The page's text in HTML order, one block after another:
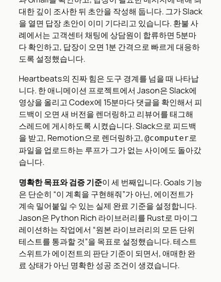
대한 깊이 조사한 뒤 초안을 작성해 둡니다. 그가 Slack
을 열면 답장 초안이 이미 기다리고 있습니다. 환불 사
례에서는 고객센터 채팅에 상담원이 합류하면 5분마
다 확인하고, 답장이 오면 1분 간격으로 빠르게 대응하
도록 설정했습니다.
Heartbeats의 진짜 힘은 도구 경계를 넘을 때 나타납
니다. 한 애니메이션 프로젝트에서 Jason은 Slack에
영상을 올리고 Codex에 15분마다 댓글을 확인해서 피
드백이 오면 새 버전을 렌더링하고 리뷰어를 태그해
스레드에 게시하도록 시켰습니다. Slack으로 피드백
을 받고, Remotion으로 렌더링하고, @computer로
파일을 업로드하는 루프가 그가 없는 사이에도 돌아갔
습니다.
명확한 목표와 검증 기준이 세 번째입니다. Goals 기능
은 단순히 “이 계획을 구현해줘”가 아닌, 에이전트가
계속 밀어붙일 수 있는 실제 완료 기준을 설정합니다.
Jason은 Python Rich 라이브러리를 Rust로 마이그
레이션하는 작업에서 “원본 라이브러리의 모든 단위
테스트를 통과할 것”을 목표로 설정했습니다. 테스트
스위트가 에이전트의 판단 기준이 되면서, 애매한 완
료 상태가 아닌 명확한 성공 조건이 생겼습니다.